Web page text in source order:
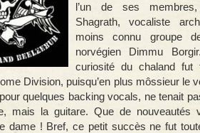
l’un de ses membres,
Shagrath, vocaliste
moins connu groupe
norvégien Dimmu
curiosité du chaland fut
Division, puisqu’en plus môssieur le
quelques backing vocals, ne tenait
mais la guitare. Que de nouveautés
dame ! Bref, ce petit succès ne fut